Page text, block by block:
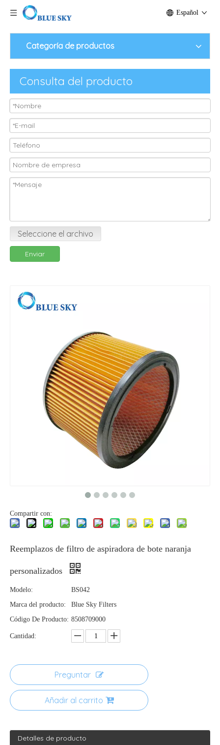
Español
Categoría de productos
Consulta del producto
Seleccione el archivo
Enviar
Compartir con:
Reemplazos de filtro de aspiradora de bote naranja
personalizados
Modelo:
BS042
Marca del producto:
Blue Sky Filters
Código De Producto: 8508709000
Cantidad:
Preguntar
Añadir al carrito
Detalles de producto